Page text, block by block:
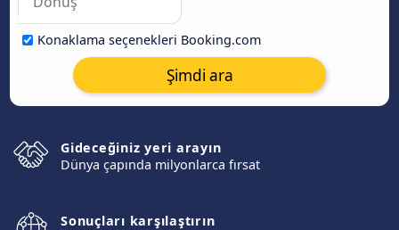
Konaklama seçenekleri Booking.com
Şimdi ara
Gideceğiniz yeri arayın
Dünya çapında milyonlarca fırsat
Sonuçları karşılaştırın